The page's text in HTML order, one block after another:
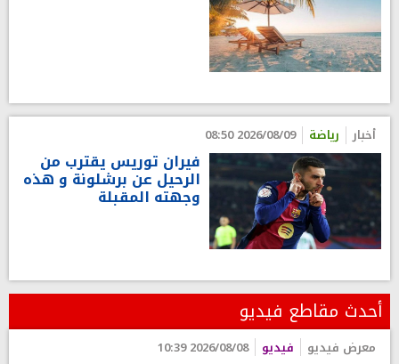
أخبار رياضة 2026/08/09 08:50
فيران توريس يقترب من
الرحيل عن برشلونة و هذه
وجهته المقبلة
أحدث مقاطع فيديو
معرض فيديو فيديو 2026/08/08 10:39